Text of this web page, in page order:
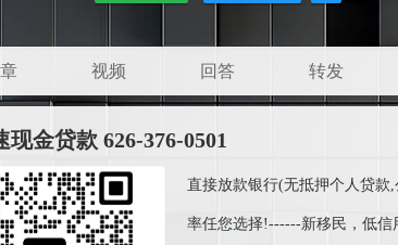
视频 回答 转发
现金贷款 626-376-0501
直接放款银行(无抵押个人贷款,
率任您选择!------新移民，低信